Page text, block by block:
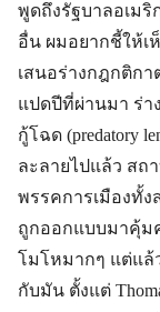
พูดถึงรัฐบาลอเมริ
อื่น ผมอยากชี้ให้
เสนอร่างกฎกติกา
แปดปีที่ผ่านมา ร่
กู้โฉด (predatory
ละลายไปแล้ว สถ
พรรคการเมืองทั้
ถูกออกแบบมาคุ้ม
โมโหมากๆ แต่แล้
กับมัน ตั้งแต่